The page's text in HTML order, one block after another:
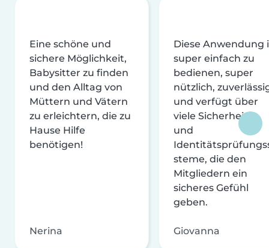
Eine schöne und
sichere Möglichkeit,
Babysitter zu finden
und den Alltag von
Müttern und Vätern
zu erleichtern, die zu
Hause Hilfe
benötigen!
Nerina
Diese Anwendung
super einfach zu
bedienen, super
nützlich,
und verfügt über
viele Sicherheits-
und
steme, die den
Mitgliedern ein
sicheres Gefühl
geben.
Giovanna